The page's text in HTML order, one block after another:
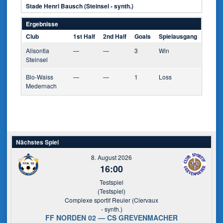
Stade Henri Bausch (Steinsel - synth.)
Ergebnisse
Club
1st Half 2nd Half Goals Spielausgang
Alisontia
Steinsel
— — 3 Win
Blo-Waiss
Medernach
— — 1 Loss
Nächstes Spiel
8. August 2026
16:00
Testspiel
(Testspiel)
Complexe sportif Reuler (Clervaux
- synth.)
FF NORDEN 02 — CS GREVENMACHER